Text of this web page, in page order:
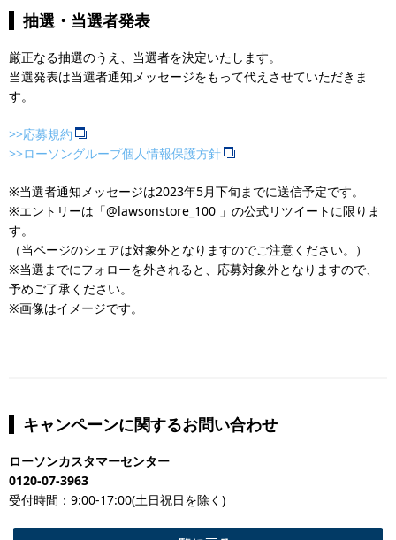
抽選・当選者発表
厳正なる抽選のうえ、当選者を決定いたします。
当選発表は当選者通知メッセージをもって代えさせていただきま
す。
>>応募規約
>>ローソングループ個人情報保護方針
※当選者通知メッセージは2023年5月下旬までに送信予定です。
※エントリーは「@lawsonstore_100 」の公式リツイートに限りま
す。
（当ページのシェアは対象外となりますのでご注意ください。）
※当選までにフォローを外されると、応募対象外となりますので、
予めご了承ください。
※画像はイメージです。
キャンペーンに関するお問い合わせ
ローソンカスタマーセンター
0120-07-3963
受付時間：9:00-17:00(土日祝日を除く)